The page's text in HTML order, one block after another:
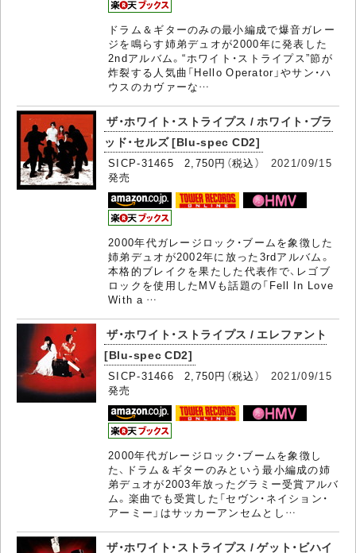
ドラム＆ギターのみの最小編成で爆音ガレー
ジを鳴らす姉弟デュオが2000年に発表した
2ndアルバム。“ホワイト・ストライプス”節が
炸裂する人気曲「Hello Operator」やサン・ハ
ウスのカヴァーな…
ザ・ホワイト・ストライプス / ホワイト・ブラ
ッド・セルズ [Blu-spec CD2]
SICP-31465 2,750円（税込） 2021/09/15
発売
2000年代ガレージロック・ブームを象徴した
姉弟デュオが2002年に放った3rdアルバム。
本格的ブレイクを果たした代表作で、レゴブ
ロックを使用したMVも話題の「Fell In Love
With a …
ザ・ホワイト・ストライプス / エレファント
[Blu-spec CD2]
SICP-31466 2,750円（税込） 2021/09/15
発売
2000年代ガレージロック・ブームを象徴し
た、ドラム＆ギターのみという最小編成の姉
弟デュオが2003年放ったグラミー受賞アルバ
ム。楽曲でも受賞した「セヴン・ネイション・
アーミー」はサッカーアンセムとし…
ザ・ホワイト・ストライプス / ゲット・ビハイ